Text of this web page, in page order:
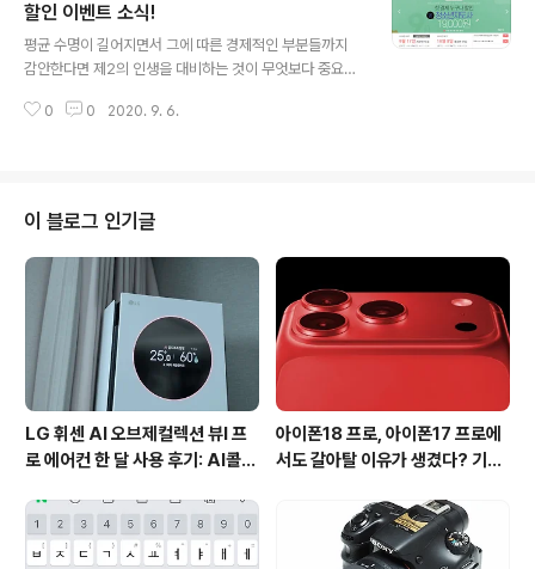
커리큘럼부터 시작해 별다른 문제 없이 학습을 진행할 수
있는지 여부를 시작으로 온라인 학습을 바탕으로 둔 디지
탈 대학교에 대한 관심이 높아진 것도 사실이구요. 사이버
을 통해 원하는 학업을 진행할 수 있다는 점입니다. 무엇보
할인 이벤트 소식!
평균 수명이 길어지면서 그에 따른 경제적인 부분들까지
감안한다면 제2의 인생을 대비하는 것이 무엇보다 중요하
을 배워두면 좋을까 고민하던 찰라 배움사이버평생교육원
배움 이벤트는 청소년 지도사 자격증 과목을 결제시 한 과
목에 1만 9천원의 특가 혜택을 제공하는 파격적인 이벤트
가 진행 중이라고 합니다. 배움사이버평생교육원에서 진행
중인 월간배움 이벤트는 창립 20주년을 기념하는 혜택의
일환입니다. 다양한 과정으로 첫 결제 혜택을 받을 수 있도
록 구성되어 있으며, 2020년 연말까지 진행됩니다. 이번
에..
0 0 2020. 9. 6.
이 블로그 인기글
LG 휘센 AI 오브제컬렉션 뷰I 프
로 에어컨 한 달 사용 후기: AI콜드
아이폰18 프로, 아이폰17 프로에
서도 갈아탈 이유가 생겼다? 기대